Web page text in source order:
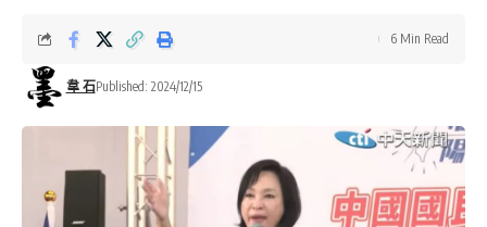
韋 石Published: 2024/12/15
6 Min Read